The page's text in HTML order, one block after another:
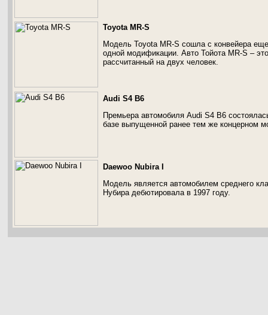
Toyota MR-S
Модель Toyota MR-S сошла с конвейера
одной модификации. Авто Тойота MR-S –
рассчитанный на двух человек.
Audi S4 B6
Премьера автомобиля Audi S4 B6
базе выпущенной ранее тем же концерном
Daewoo Nubira I
Модель является автомобилем среднего
Нубира дебютировала в 1997 году.